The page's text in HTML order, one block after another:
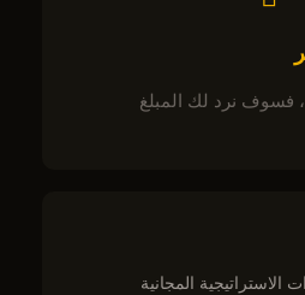
فسوف نرد لك المبلغ
المجانية